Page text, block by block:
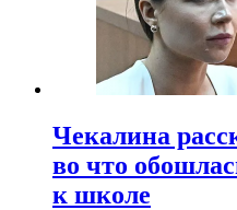
Чекалина
во что
к школе